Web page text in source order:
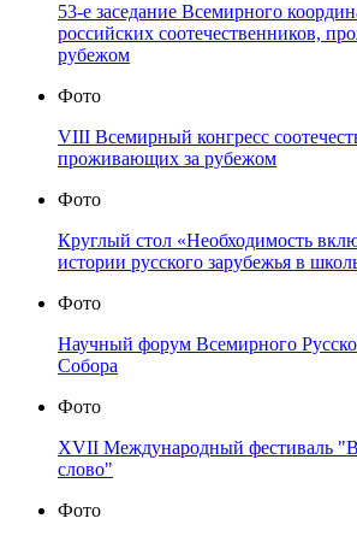
53-е заседание Всемирного
российских соотечественников,
рубежом
Фото
VIII Всемирный конгресс
проживающих за рубежом
Фото
Круглый стол «Необходимость
истории русского зарубежья в
Фото
Научный форум Всемирного
Собора
Фото
XVII Международный фестиваль
слово"
Фото